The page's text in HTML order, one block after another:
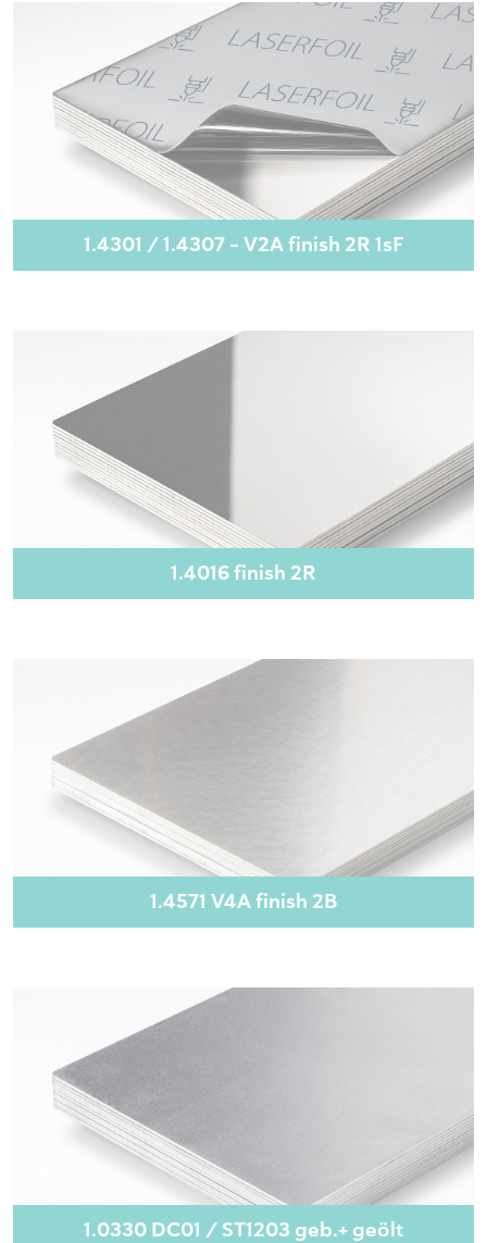
1.4301 / 1.4307 - V2A finish 2R 1sF
1.4016 finish 2R
1.4571 V4A finish 2B
1.0330 DC01 / ST1203 geb.+ geölt